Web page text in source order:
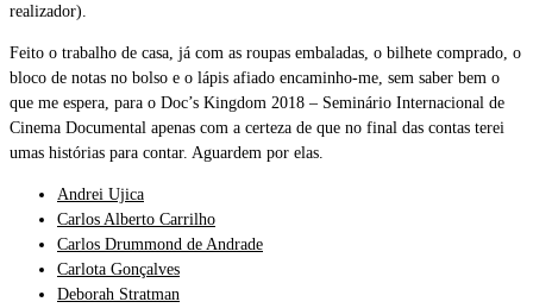
realizador).
Feito o trabalho de casa, já com as roupas embaladas, o bilhete comprado, o
bloco de notas no bolso e o lápis afiado encaminho-me, sem saber bem o
que me espera, para o Doc’s Kingdom 2018 – Seminário Internacional de
Cinema Documental apenas com a certeza de que no final das contas terei
umas histórias para contar. Aguardem por elas.
Andrei Ujica
Carlos Alberto Carrilho
Carlos Drummond de Andrade
Carlota Gonçalves
Deborah Stratman